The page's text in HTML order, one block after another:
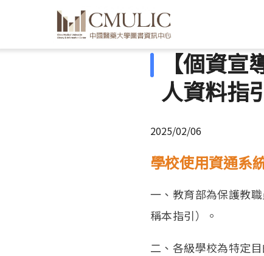
【個資
人資料指
2025/02/06
學校使用資通系
一、教育部為保護教
稱本指引）。
二、各級學校為特定